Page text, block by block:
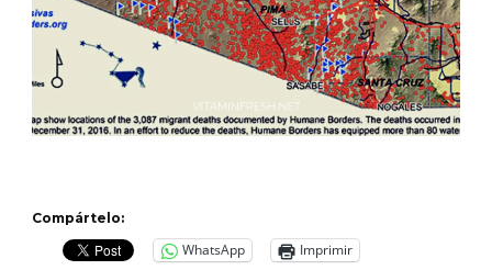
Compártelo:
WhatsApp
Imprimir